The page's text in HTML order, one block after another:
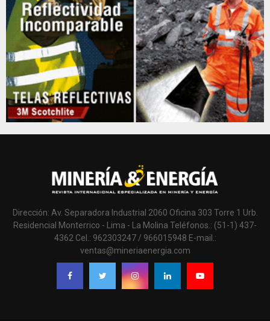
Dirección: Av. Separadora Industrial 2060 Oficina 303 Torre 1 Urb.
Residencial Monterrico - Lima - La Molina Teléfonos.: (51-1) 437-
4362 Cel.: 962303247 / 966015948 E-mail.:
ventas@mineriaenergia.com